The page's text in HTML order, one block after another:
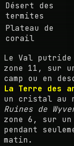
Désert des
termites
Plateau de
corail
Le Val putride
zone 11, sur
camp ou en
La Terre des
un cristal au
Ruines de
zone 6, sur
pendant
matin.